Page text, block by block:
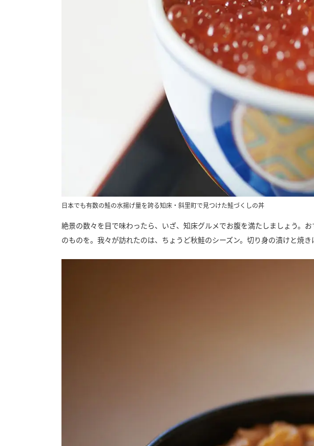
日本でも有数の鮭の水揚げ量を誇る知床・斜里町で見つけた鮭づくしの丼
絶景の数々を目で味わったら、いざ、知床グルメでお腹を満たしましょう。
のものを。我々が訪れたのは、ちょうど秋鮭のシーズン。切り身の漬けと焼